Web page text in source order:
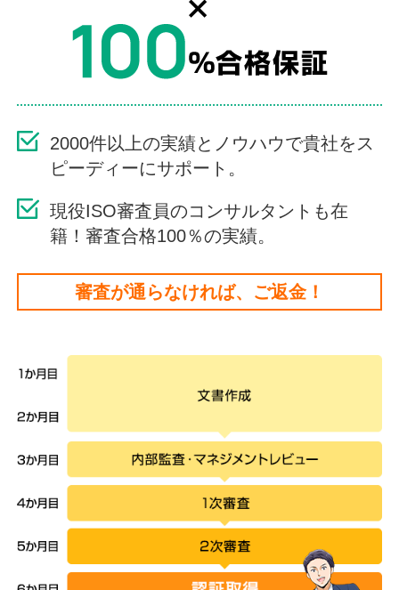
2000件以上の実績とノウハウで貴社をス
ピーディーにサポート。
現役ISO審査員のコンサルタントも在
籍！審査合格100％の実績。
審査が通らなければ、ご返金！